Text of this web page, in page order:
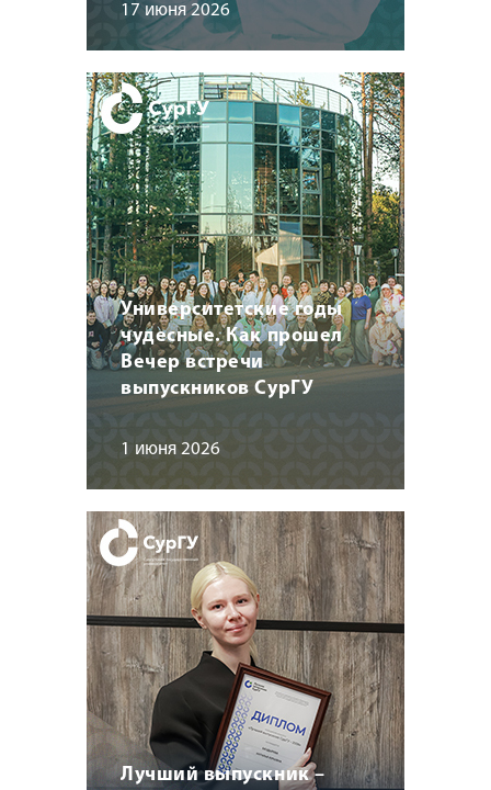
17 июня 2026
Университетские годы
чудесные. Как прошел
Вечер встречи
выпускников СурГУ
1 июня 2026
Лучший выпускник –